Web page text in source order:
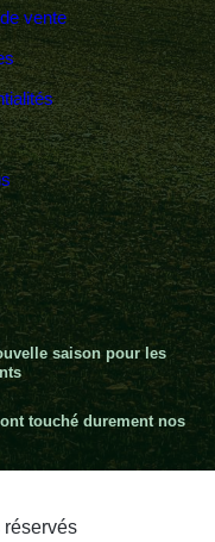
vente
saison pour les
touché durement nos